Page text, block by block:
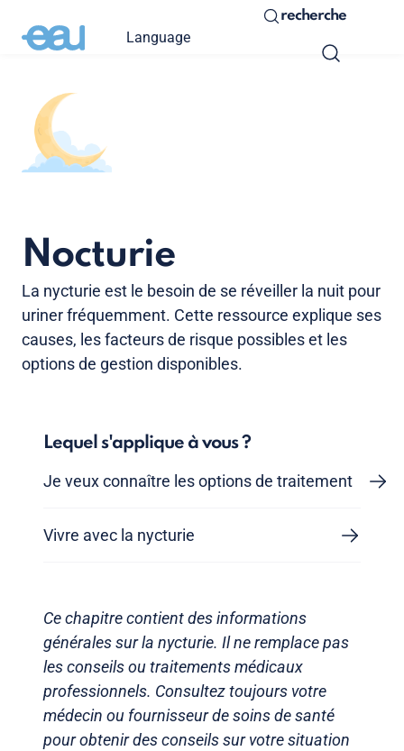
Language
recherche
Nocturie
La nycturie est le besoin de se réveiller la nuit pour
uriner fréquemment. Cette ressource explique ses
causes, les facteurs de risque possibles et les
options de gestion disponibles.
Lequel s'applique à vous ?
Je veux connaître les options de traitement
Vivre avec la nycturie
Ce chapitre contient des informations
générales sur la nycturie. Il ne remplace pas
les conseils ou traitements médicaux
professionnels. Consultez toujours votre
médecin ou fournisseur de soins de santé
pour obtenir des conseils sur votre situation